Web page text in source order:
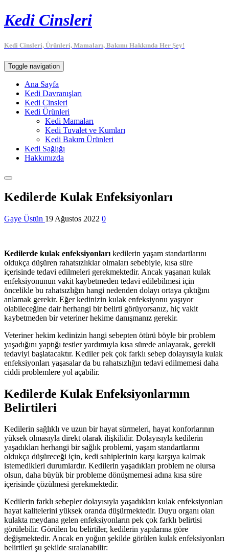
Kedi Cinsleri
Kedi Cinsleri, Ürünleri, Mamaları, Bakımı Hakkında Her Şey!
Toggle navigation
Ana Sayfa
Kedi Davranışları
Kedi Cinsleri
Kedi Ürünleri
Kedi Mamaları
Kedi Tuvalet ve Kumları
Kedi Bakım Ürünleri
Kedi Sağlığı
Hakkımızda
Kedilerde Kulak Enfeksiyonları
Gaye Üstün 19 Ağustos 2022 0
Kedilerde kulak enfeksiyonları kedilerin yaşam standartlarını
oldukça düşüren rahatsızlıklar olmaları sebebiyle, kısa süre
içerisinde tedavi edilmeleri gerekmektedir. Ancak yaşanan kulak
enfeksiyonunun vakit kaybetmeden tedavi edilebilmesi için
öncelikle bu rahatsızlığın hangi nedenden dolayı ortaya çıktığını
anlamak gerekir. Eğer kedinizin kulak enfeksiyonu yaşıyor
olabileceğine dair herhangi bir belirti görüyorsanız, hiç vakit
kaybetmeden bir veteriner hekime danışmanız gerekir.
Veteriner hekim kedinizin hangi sebepten ötürü böyle bir problem
yaşadığını yaptığı testler yardımıyla kısa sürede anlayarak, gerekli
tedaviyi başlatacaktır. Kediler pek çok farklı sebep dolayısıyla kulak
enfeksiyonları yaşasalar da bu rahatsızlığın tedavi edilmemesi daha
ciddi problemlere yol açabilir.
Kedilerde Kulak Enfeksiyonlarının
Belirtileri
Kedilerin sağlıklı ve uzun bir hayat sürmeleri, hayat konforlarının
yüksek olmasıyla direkt olarak ilişkilidir. Dolayısıyla kedilerin
yaşadıkları herhangi bir sağlık problemi, yaşam standartlarını
oldukça düşüreceği için, kedi sahiplerinin karşı karşıya kalmak
istemedikleri durumlardır. Kedilerin yaşadıkları problem ne olursa
olsun, daha büyük bir probleme dönüşmemesi adına kısa süre
içerisinde çözülmesi gerekmektedir.
Kedilerin farklı sebepler dolayısıyla yaşadıkları kulak enfeksiyonları
hayat kalitelerini yüksek oranda düşürmektedir. Duyu organı olan
kulakta meydana gelen enfeksiyonların pek çok farklı belirtisi
görülebilir. Görülen bu belirtiler, kedilerin yapılarına göre
değişmektedir. Ancak en yoğun şekilde görülen kulak enfeksiyonları
belirtileri şu şekilde sıralanabilir: